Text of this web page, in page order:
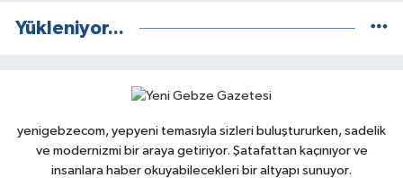
Yükleniyor...
yenigebzecom, yepyeni temasıyla sizleri buluştururken, sadelik
ve modernizmi bir araya getiriyor. Şatafattan kaçınıyor ve
insanlara haber okuyabilecekleri bir altyapı sunuyor.